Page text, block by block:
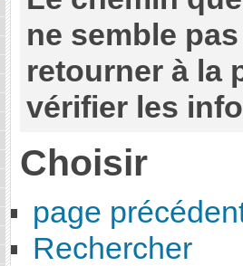
ne semble
retourner à la
vérifier les
Choisir
page
Rechercher